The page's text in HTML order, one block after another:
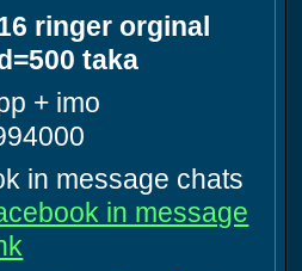
ringer orginal
taka
+ imo
in message chats
in message